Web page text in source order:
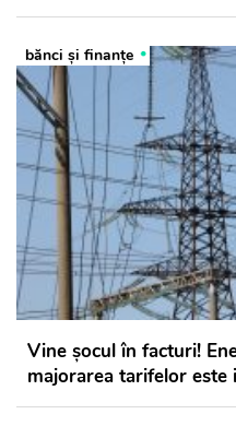
bănci şi finanţe
Vine șocul în facturi!
majorarea tarifelor este